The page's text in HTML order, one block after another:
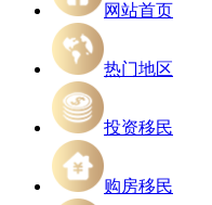
网站首页
热门地区
投资移民
购房移民